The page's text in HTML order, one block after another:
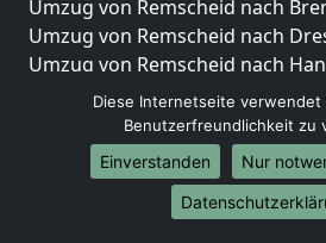
Umzug von Remscheid nach
Umzug von Remscheid nach
Umzug von Remscheid nach
Umzug von Remscheid nach
Umzug von Remscheid nach
Umzug von Remscheid nach
Umzug von Remscheid nach
Umzug von Remscheid nach
Diese Internetseite verwendet
Benutzerfreundlichkeit zu
Einverstanden
Nur